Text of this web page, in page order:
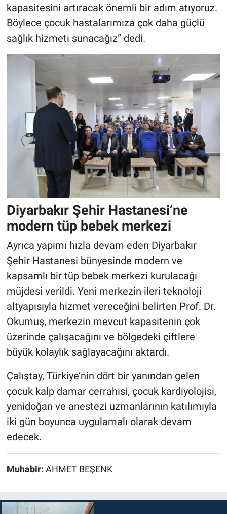
kapasitesini artıracak önemli bir adım atıyoruz.
Böylece çocuk hastalarımıza çok daha güçlü
sağlık hizmeti sunacağız” dedi.
Diyarbakır Şehir Hastanesi’ne
modern tüp bebek merkezi
Ayrıca yapımı hızla devam eden Diyarbakır
Şehir Hastanesi bünyesinde modern ve
kapsamlı bir tüp bebek merkezi kurulacağı
müjdesi verildi. Yeni merkezin ileri teknoloji
altyapısıyla hizmet vereceğini belirten Prof. Dr.
Okumuş, merkezin mevcut kapasitenin çok
üzerinde çalışacağını ve bölgedeki çiftlere
büyük kolaylık sağlayacağını aktardı.
Çalıştay, Türkiye’nin dört bir yanından gelen
çocuk kalp damar cerrahisi, çocuk kardiyolojisi,
yenidoğan ve anestezi uzmanlarının katılımıyla
iki gün boyunca uygulamalı olarak devam
edecek.
Muhabir: AHMET BEŞENK